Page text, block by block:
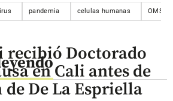
pandemia celulas humanas OMS
recibió Doctorado
en Cali antes de
de De La Espriella